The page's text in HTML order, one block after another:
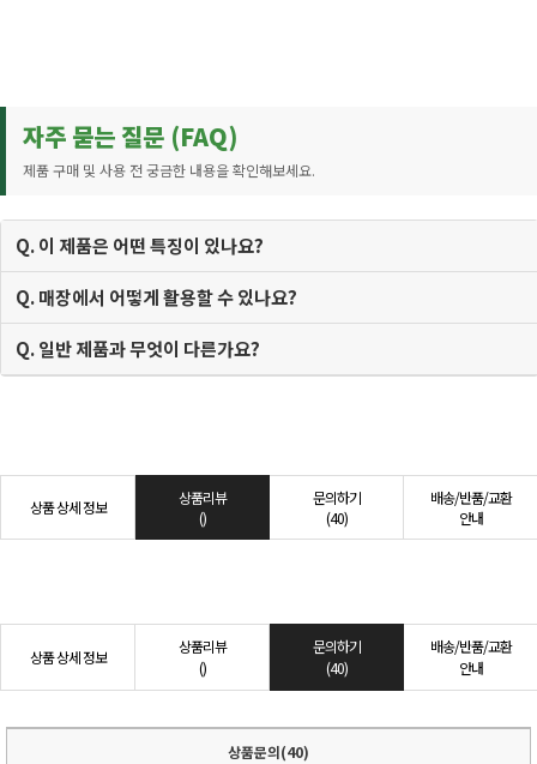
자주 묻는 질문 (FAQ)
제품 구매 및 사용 전 궁금한 내용을 확인해보세요.
Q. 이 제품은 어떤 특징이 있나요?
Q. 매장에서 어떻게 활용할 수 있나요?
Q. 일반 제품과 무엇이 다른가요?
상품 상세 정보
상품리뷰
()
문의하기
(40)
배송/반품/교환
안내
상품 상세 정보
상품리뷰
()
문의하기
(40)
배송/반품/교환
안내
상품문의(40)